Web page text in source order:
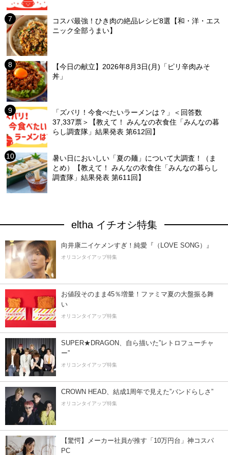
コスパ最強！ひき肉の絶品レシピ8選【和・洋・エス
ニック全部うまい】
【今日の献立】2026年8月3日(月)「ピリ辛肉みそ
丼」
「ズバリ！今食べたいラーメンは？」＜回答数
37,337票＞【教えて！ みんなの衣食住「みんなの暮
らし調査隊」結果発表 第612回】
暑い日においしい「夏の麺」について大調査！（ま
とめ）【教えて！ みんなの衣食住「みんなの暮らし
調査隊」結果発表 第611回】
eltha イチオシ特集
向井康二イケメンすぎ！純愛『（LOVE SONG）』
オリコンタイアップ特集
お値段そのまま45％増量！ファミマ夏の大盤振る舞
い
オリコンタイアップ特集
SUPER★DRAGON、自ら描いた”レトロフューチャ
ー”
オリコンタイアップ特集
CROWN HEAD、結成1周年で見えた”バンドらしさ”
オリコンタイアップ特集
【驚愕】メーカー社員が推す「10万円台」神コスパ
PC